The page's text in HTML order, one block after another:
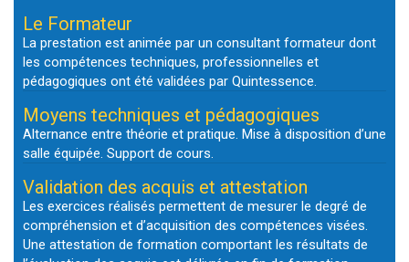
Le Formateur
La prestation est animée par un consultant formateur dont
les compétences techniques, professionnelles et
pédagogiques ont été validées par Quintessence.
Moyens techniques et pédagogiques
Alternance entre théorie et pratique. Mise à disposition d’une
salle équipée. Support de cours.
Validation des acquis et attestation
Les exercices réalisés permettent de mesurer le degré de
compréhension et d’acquisition des compétences visées.
Une attestation de formation comportant les résultats de